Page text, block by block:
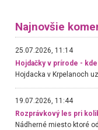
Najnovšie
25.07.2026, 11:14
Hojdačky v prírode -
19.07.2026, 11:44
Rozprávkový les pri